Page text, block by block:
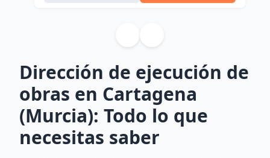
Dirección de ejecución de
obras en Cartagena
(Murcia): Todo lo que
necesitas saber